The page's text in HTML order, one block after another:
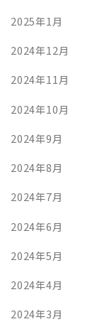
2025年1月
2024年12月
2024年11月
2024年10月
2024年9月
2024年8月
2024年7月
2024年6月
2024年5月
2024年4月
2024年3月